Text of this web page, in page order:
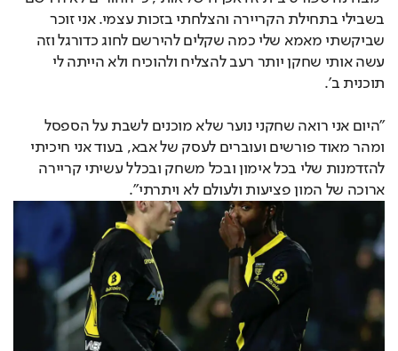
בשבילי בתחילת הקריירה והצלחתי בזכות עצמי. אני זוכר
שביקשתי מאמא שלי כמה שקלים להירשם לחוג כדורגל וזה
עשה אותי שחקן יותר רעב להצליח ולהוכיח ולא הייתה לי
תוכנית ב'.
"היום אני רואה שחקני נוער שלא מוכנים לשבת על הספסל
ומהר מאוד פורשים ועוברים לעסק של אבא, בעוד אני חיכיתי
להזדמנות שלי בכל אימון ובכל משחק ובכלל עשיתי קריירה
ארוכה של המון פציעות ולעולם לא ויתרתי".